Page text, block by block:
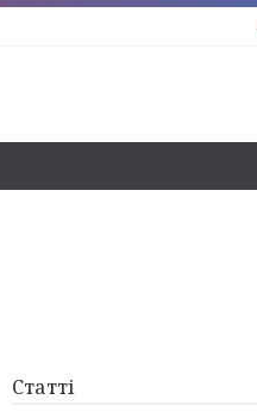
Статті